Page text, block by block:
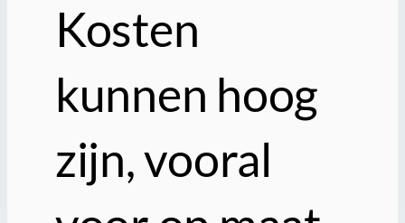
Kosten
kunnen hoog
zijn, vooral